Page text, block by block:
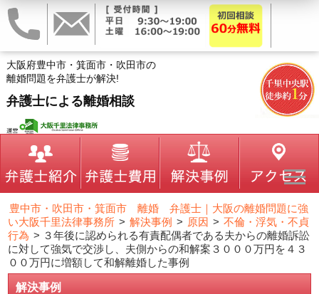
大阪府豊中市・箕面市・吹田市の
離婚問題を弁護士が解決!
弁護士による離婚相談
豊中市・吹田市・箕面市 離婚 弁護士｜大阪の離婚問題に強
い大阪千里法律事務所 > 解決事例 > 原因 > 不倫・浮気・不貞
行為 > ３年後に認められる有責配偶者である夫からの離婚訴訟
に対して強気で交渉し、夫側からの和解案３０００万円を４３
００万円に増額して和解離婚した事例
解決事例